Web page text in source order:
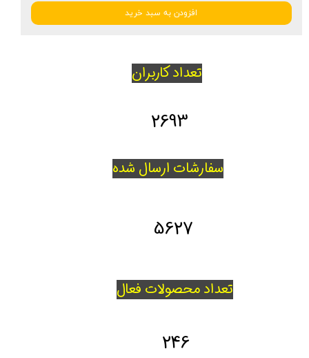
افزودن به سبد خرید
تعداد کاربران
سفارشات ارسال شده
5627
تعداد محصولات فعال
2693
246